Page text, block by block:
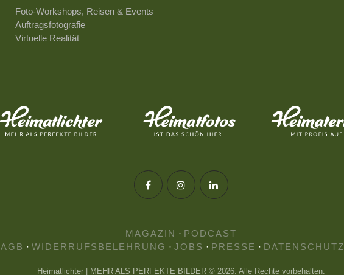
Foto-Workshops, Reisen & Events
Auftragsfotografie
Virtuelle Realität
MAGAZIN · PODCAST
AGB · WIDERRUFSBELEHRUNG · JOBS · PRESSE · DATENSCHUTZ
Heimatlichter | MEHR ALS PERFEKTE BILDER © 2026. Alle Rechte vorbehalten.